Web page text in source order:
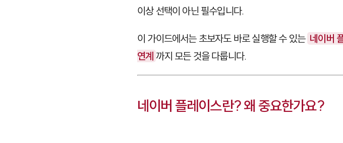
이상 선택이 아닌 필수입니다.
이 가이드에서는 초보자도 바로 실행할 수 있는 네이버
연계 까지 모든 것을 다룹니다.
네이버 플레이스란? 왜 중요한가요?